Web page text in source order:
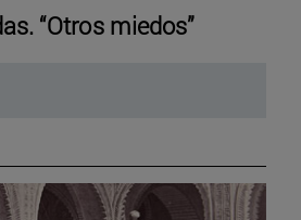
“Otros miedos”